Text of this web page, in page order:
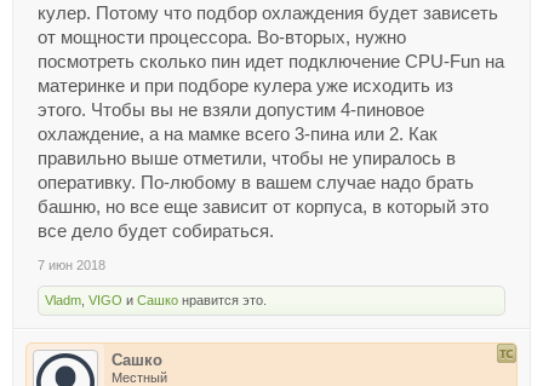
кулер. Потому что подбор охлаждения будет зависеть
от мощности процессора. Во-вторых, нужно
посмотреть сколько пин идет подключение CPU-Fun на
материнке и при подборе кулера уже исходить из
этого. Чтобы вы не взяли допустим 4-пиновое
охлаждение, а на мамке всего 3-пина или 2. Как
правильно выше отметили, чтобы не упиралось в
оперативку. По-любому в вашем случае надо брать
башню, но все еще зависит от корпуса, в который это
все дело будет собираться.
7 июн 2018
Vladm VIGO и Сашко нравится это.
Сашко
Местный